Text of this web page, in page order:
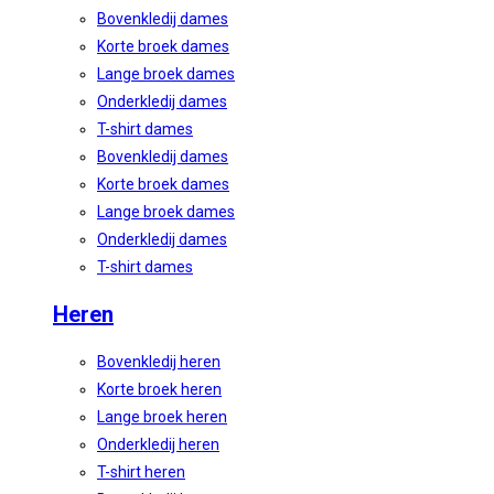
Bovenkledij dames
Korte broek dames
Lange broek dames
Onderkledij dames
T-shirt dames
Bovenkledij dames
Korte broek dames
Lange broek dames
Onderkledij dames
T-shirt dames
Heren
Bovenkledij heren
Korte broek heren
Lange broek heren
Onderkledij heren
T-shirt heren